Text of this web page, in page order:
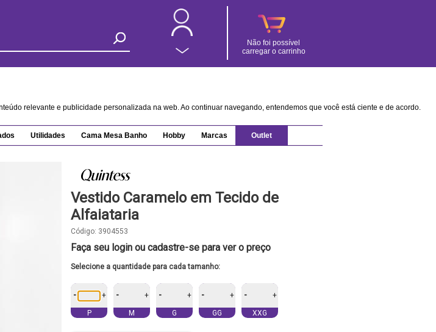
Não foi possível
carregar o carrinho
relevante e publicidade personalizada na web. Ao continuar navegando, entendemos que você está ciente e de acordo.
Utilidades Cama Mesa Banho Hobby Marcas Outlet
Vestido Caramelo em Tecido de
Alfaiataria
Código: 3904553
Faça seu login ou cadastre-se para ver o preço
Selecione a quantidade para cada tamanho:
- +
P
- +
M
- +
G
- +
GG
- +
XXG